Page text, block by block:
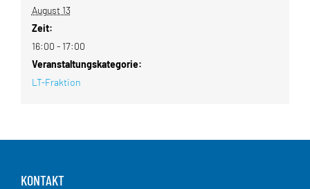
August 13
Zeit:
16:00 - 17:00
Veranstaltungskategorie:
LT-Fraktion
KONTAKT